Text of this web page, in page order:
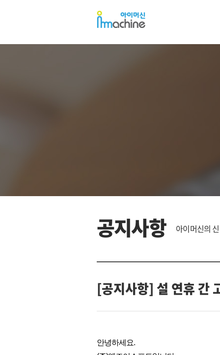
아
이
이
공지사항 아이머신의
[공지사항] 설 연휴 간
안녕하세요.